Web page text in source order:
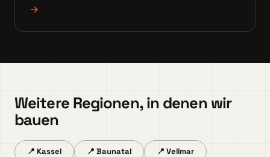
→
Weitere Regionen, in denen wir
bauen
📍 Kassel 📍 Baunatal 📍 Vellmar